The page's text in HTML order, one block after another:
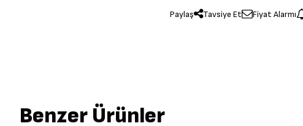
Paylaş Tavsiye Et Fiyat Alarmı
Benzer Ürünler